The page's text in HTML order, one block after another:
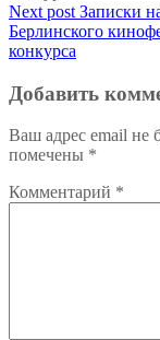
Next post Записки
Берлинского
конкурса
Добавить
Ваш адрес email не
помечены *
Комментарий *